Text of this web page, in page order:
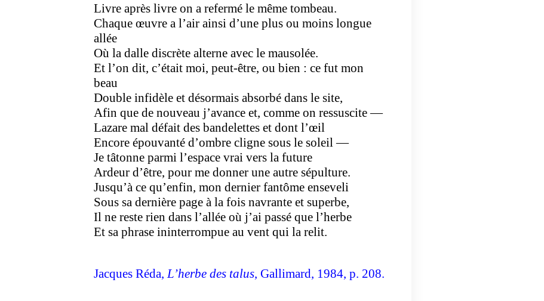
Livre après livre on a refermé le même tombeau.
Chaque œuvre a l’air ainsi d’une plus ou moins longue
allée
Où la dalle discrète alterne avec le mausolée.
Et l’on dit, c’était moi, peut-être, ou bien : ce fut mon
beau
Double infidèle et désormais absorbé dans le site,
Afin que de nouveau j’avance et, comme on ressuscite —
Lazare mal défait des bandelettes et dont l’œil
Encore épouvanté d’ombre cligne sous le soleil —
Je tâtonne parmi l’espace vrai vers la future
Ardeur d’être, pour me donner une autre sépulture.
Jusqu’à ce qu’enfin, mon dernier fantôme enseveli
Sous sa dernière page à la fois navrante et superbe,
Il ne reste rien dans l’allée où j’ai passé que l’herbe
Et sa phrase ininterrompue au vent qui la relit.
Jacques Réda, L’herbe des talus, Gallimard, 1984, p. 208.